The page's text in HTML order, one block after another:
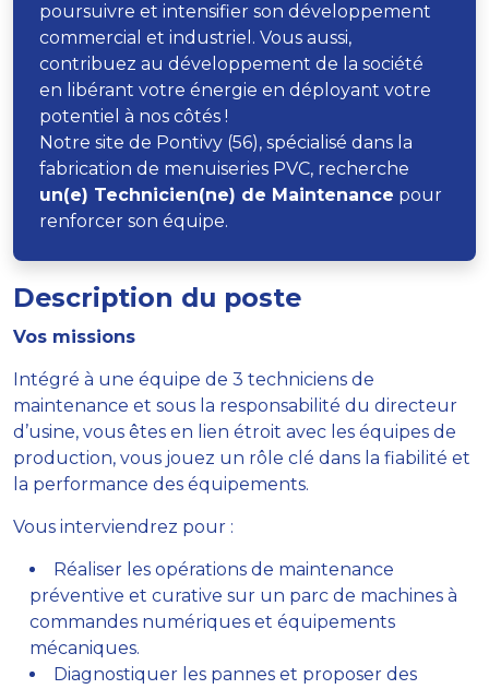
poursuivre et intensifier son développement
commercial et industriel. Vous aussi,
contribuez au développement de la société
en libérant votre énergie en déployant votre
potentiel à nos côtés !
Notre site de Pontivy (56), spécialisé dans la
fabrication de menuiseries PVC, recherche
un(e) Technicien(ne) de Maintenance pour
renforcer son équipe.
Description du poste
Vos missions
Intégré à une équipe de 3 techniciens de
maintenance et sous la responsabilité du directeur
d’usine, vous êtes en lien étroit avec les équipes de
production, vous jouez un rôle clé dans la fiabilité et
la performance des équipements.
Vous interviendrez pour :
Réaliser les opérations de maintenance
préventive et curative sur un parc de machines à
commandes numériques et équipements
mécaniques.
Diagnostiquer les pannes et proposer des